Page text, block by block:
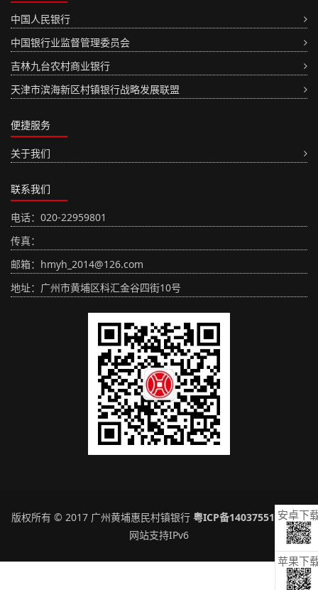
中国人民银行
中国银行业监督管理委员会
吉林九台农村商业银行
天津市滨海新区村镇银行战略发展联盟
便捷服务
关于我们
联系我们
电话：020-22959801
传真：
邮箱：hmyh_2014@126.com
地址：广州市黄埔区科汇金谷四街10号
版权所有 © 2017 广州黄埔惠民村镇银行 粤ICP备14037551号-1本
网站支持IPv6
安卓下
苹果下